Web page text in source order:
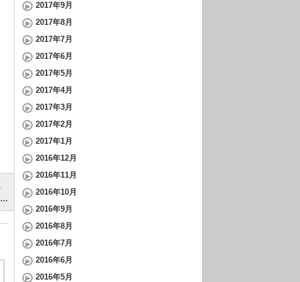
2017年9月
2017年8月
2017年7月
2017年6月
2017年5月
2017年4月
2017年3月
2017年2月
2017年1月
2016年12月
2016年11月
2016年10月
2016年9月
2016年8月
2016年7月
2016年6月
2016年5月